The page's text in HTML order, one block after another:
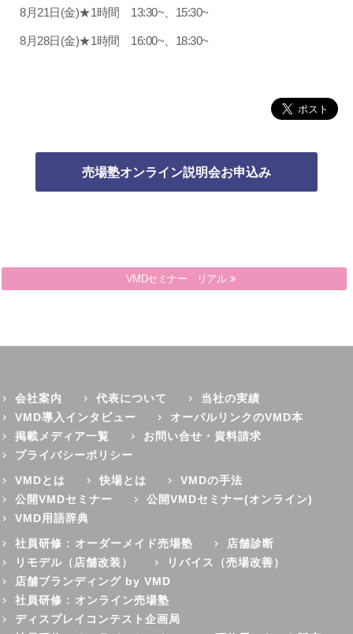
8月21日(金)★1時間 13:30~、15:30~
8月28日(金)★1時間 16:00~、18:30~
売場塾＆VMDインストラクター 説明会
VMDセミナー リアル
会社案内 代表について
当社の実績
VMD導入インタビュー
オーバルリンクのVMD本
掲載メディア一覧
お問い合せ・資料請求
プライバシーポリシー
VMDとは
快場とは
VMDの手法
公開VMDセミナー
公開VMDセミナー(オンライン)
VMD用語辞典
社員研修 : オーダーメイド売場塾
店舗診断
リモデル（店舗改装）
リバイス（売場改善）
店舗ブランディング by VMD
社員研修 : オンライン売場塾
ディスプレイコンテスト企画局